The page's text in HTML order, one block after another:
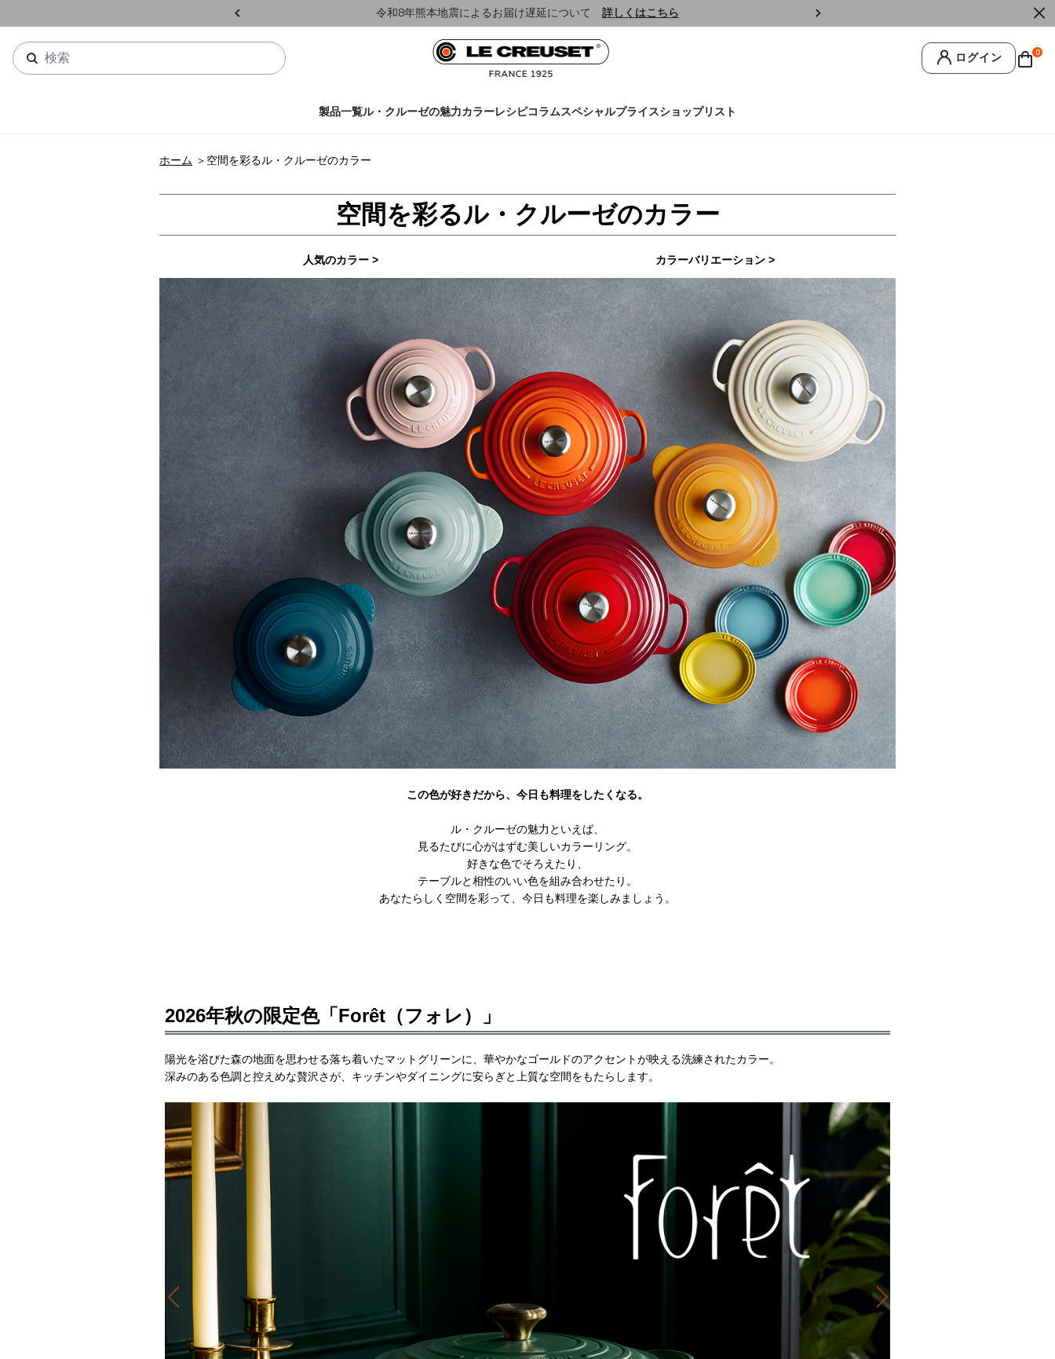
令和8年熊本地震によるお届け遅延について 詳しくはこちら ￥
ログイン 0
製品一覧ル・クルーゼの魅力カラーレシピコラムスペシャルプライスショップリスト
ホーム ＞ 空間を彩るル・クルーゼのカラー
空間を彩るル・クルーゼのカラー
人気のカラー > カラーバリエーション >
この色が好きだから、今日も料理をしたくなる。
ル・クルーゼの魅力といえば、
見るたびに心がはずむ美しいカラーリング。
好きな色でそろえたり、
テーブルと相性のいい色を組み合わせたり。
あなたらしく空間を彩って、今日も料理を楽しみましょう。
2026年秋の限定色「 Forêt（フォレ） 」
陽光を浴びた森の地面を思わせる落ち着いたマットグリーンに、華やかなゴールドのアクセントが映える洗練されたカラー。
深みのある色調と控えめな贅沢さが、キッチンやダイニングに安らぎと上質な空間をもたらします。
Previous